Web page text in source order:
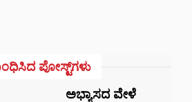
ಪೋಸ್ಟ್‌ಗಳು
ಅಭ್ಯಾಸದ ವೇಳೆ